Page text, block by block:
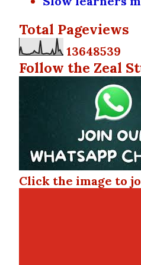
Total Pageviews
13648539
Follow the Zeal
Click the image to